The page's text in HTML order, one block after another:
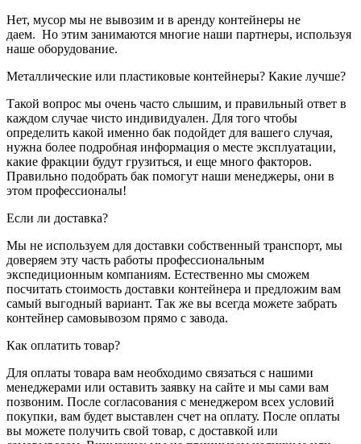
Нет, мусор мы не вывозим и в аренду контейнеры не
даем. Но этим занимаются многие наши партнеры, используя
наше оборудование.
Металлические или пластиковые контейнеры? Какие лучше?
Такой вопрос мы очень часто слышим, и правильный ответ в
каждом случае чисто индивидуален. Для того чтобы
определить какой именно бак подойдет для вашего случая,
нужна более подробная информация о месте эксплуатации,
какие фракции будут грузиться, и еще много факторов.
Правильно подобрать бак помогут наши менеджеры, они в
этом профессионалы!
Если ли доставка?
Мы не используем для доставки собственный транспорт, мы
доверяем эту часть работы профессиональным
экспедиционным компаниям. Естественно мы сможем
посчитать стоимость доставки контейнера и предложим вам
самый выгодный вариант. Так же вы всегда можете забрать
контейнер самовывозом прямо с завода.
Как оплатить товар?
Для оплаты товара вам необходимо связаться с нашими
менеджерами или оставить заявку на сайте и мы сами вам
позвоним. После согласования с менеджером всех условий
покупки, вам будет выставлен счет на оплату. После оплаты
вы можете получить свой товар, с доставкой или